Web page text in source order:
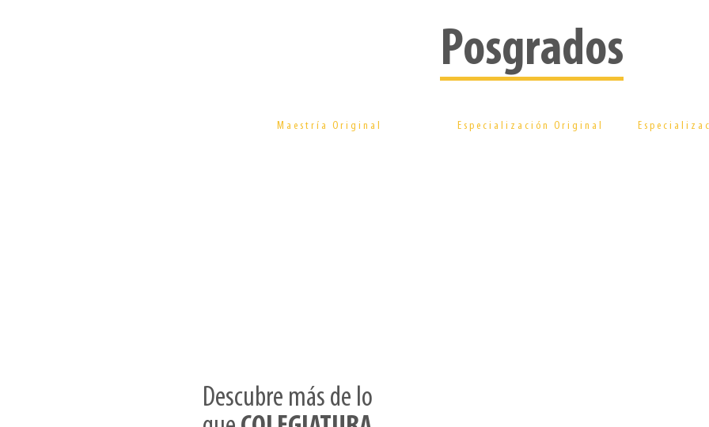
Posgrados
de Futuros
Maestría Original
Estratégica
Especialización Original
Descubre más de lo